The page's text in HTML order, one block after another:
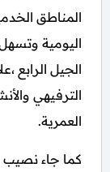
المناطق
اليومية
الجيل الرابع
الترفيهي
العمرية.
كما جاء نصيب